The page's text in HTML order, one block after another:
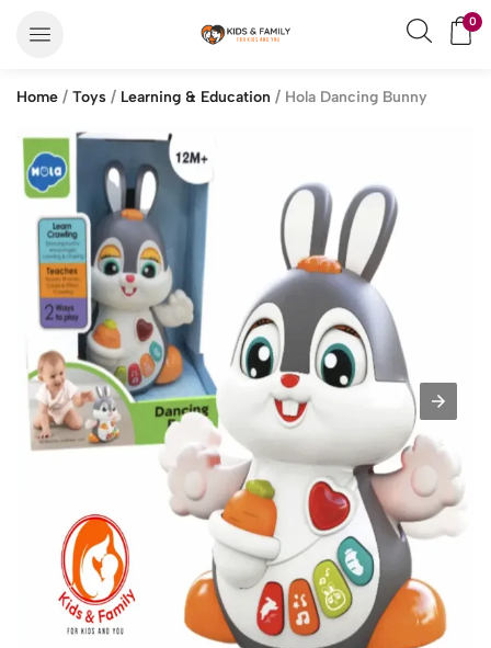
0
Home / Toys / Learning & Education / Hola Dancing Bunny